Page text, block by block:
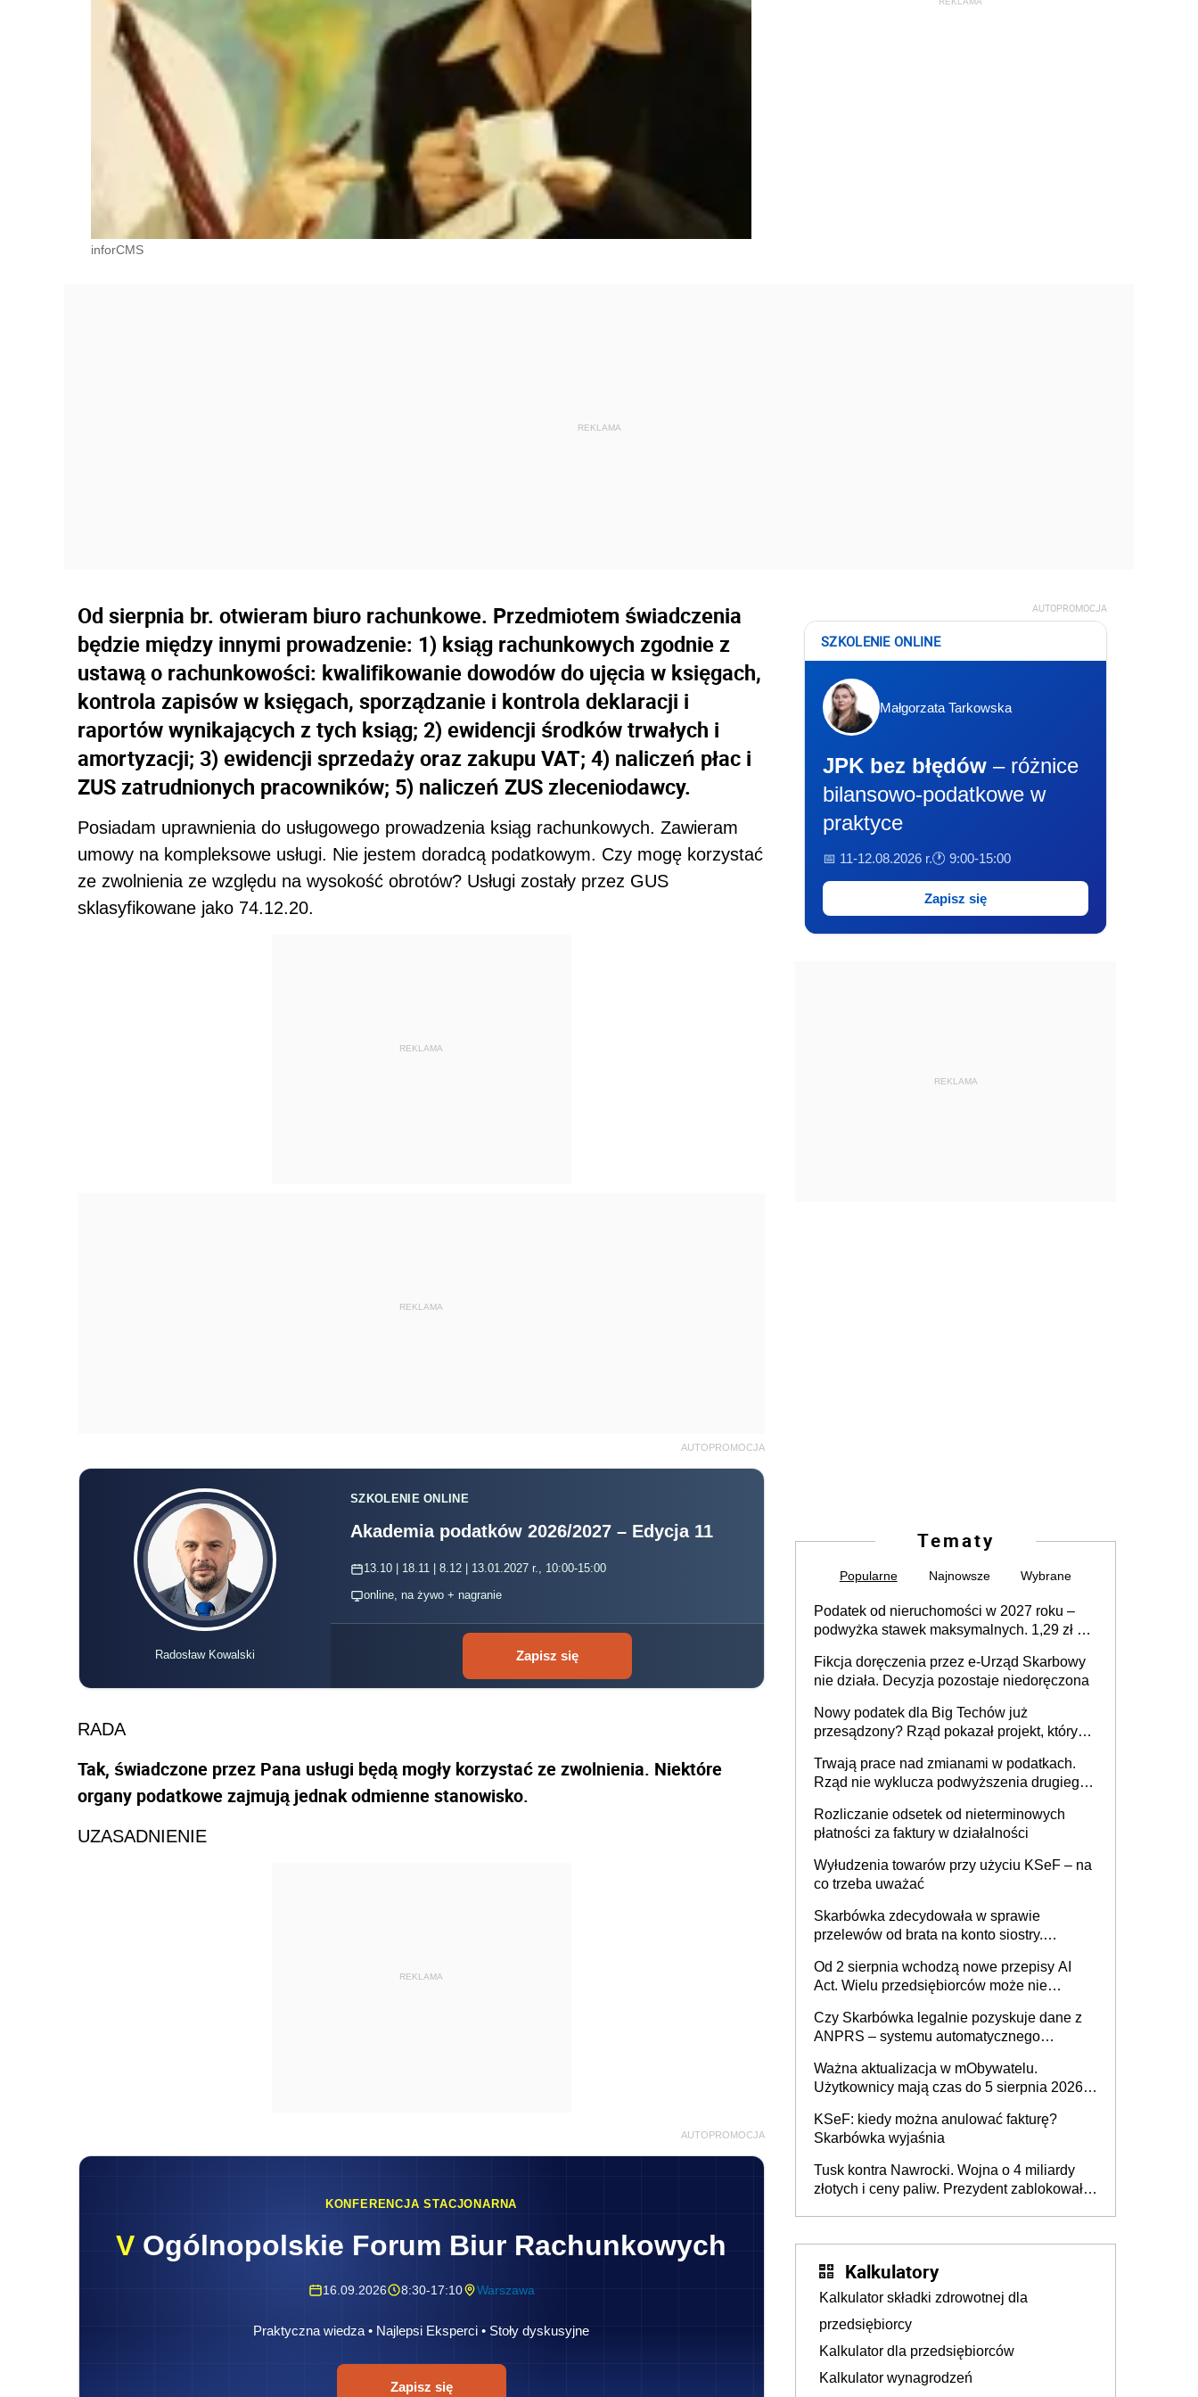
inforCMS
Od sierpnia br. otwieram biuro rachunkowe. Przedmiotem świadczenia
będzie między innymi prowadzenie: 1) ksiąg rachunkowych zgodnie z
ustawą o rachunkowości: kwalifikowanie dowodów do ujęcia w księgach,
kontrola zapisów w księgach, sporządzanie i kontrola deklaracji i
raportów wynikających z tych ksiąg; 2) ewidencji środków trwałych i
amortyzacji; 3) ewidencji sprzedaży oraz zakupu VAT; 4) naliczeń płac i
ZUS zatrudnionych pracowników; 5) naliczeń ZUS zleceniodawcy.
Posiadam uprawnienia do usługowego prowadzenia ksiąg rachunkowych. Zawieram
umowy na kompleksowe usługi. Nie jestem doradcą podatkowym. Czy mogę korzystać
ze zwolnienia ze względu na wysokość obrotów? Usługi zostały przez GUS
sklasyfikowane jako 74.12.20.
REKLAMA
REKLAMA
AUTOPROMOCJA
Radosław Kowalski
SZKOLENIE ONLINE
Akademia podatków 2026/2027 – Edycja 11
13.10 | 18.11 | 8.12 | 13.01.2027 r., 10:00-15:00
online, na żywo + nagranie
Zapisz się
RADA
Tak, świadczone przez Pana usługi będą mogły korzystać ze zwolnienia. Niektóre
organy podatkowe zajmują jednak odmienne stanowisko.
UZASADNIENIE
REKLAMA
AUTOPROMOCJA
KONFERENCJA STACJONARNA
V Ogólnopolskie Forum Biur Rachunkowych
16.09.2026 8:30-17:10 Warszawa
Praktyczna wiedza • Najlepsi Eksperci • Stoły dyskusyjne
Zapisz się
AUTOPROMOCJA
SZKOLENIE ONLINE
Małgorzata Tarkowska
JPK bez błędów – różnice
bilansowo-podatkowe w
praktyce
📅 11-12.08.2026 r.🕐 9:00-15:00
Zapisz się
REKLAMA
Tematy
Popularne Najnowsze Wybrane
Podatek od nieruchomości w 2027 roku –
podwyżka stawek maksymalnych. 1,29 zł za
budynków i lokali związanych z
prowadzeniem działalności gospodarczej
Fikcja doręczenia przez e-Urząd Skarbowy
nie działa. Decyzja pozostaje niedoręczona
Nowy podatek dla Big Techów już
przesądzony? Rząd pokazał projekt, który
Trwają prace nad zmianami w podatkach.
Rząd nie wyklucza podwyższenia drugiego
Rozliczanie odsetek od nieterminowych
płatności za faktury w działalności
Wyłudzenia towarów przy użyciu KSeF – na
co trzeba uważać
Skarbówka zdecydowała w sprawie
przelewów od brata na konto siostry.
darowizna, ale podatku jednak nie będzie
Od 2 sierpnia wchodzą nowe przepisy AI
Act. Wielu przedsiębiorców może nie
Czy Skarbówka legalnie pozyskuje dane z
ANPRS – systemu automatycznego
pojazdów z kamer drogowych?
Ważna aktualizacja w mObywatelu.
Użytkownicy mają czas do 5 sierpnia 2026
KSeF: kiedy można anulować fakturę?
Skarbówka wyjaśnia
Tusk kontra Nawrocki. Wojna o 4 miliardy
złotych i ceny paliw. Prezydent zablokował
kierowców”
Kalkulatory
Kalkulator składki zdrowotnej dla
przedsiębiorcy
Kalkulator dla przedsiębiorców
Kalkulator wynagrodzeń